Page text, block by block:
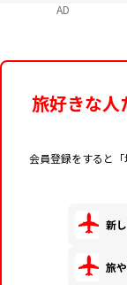
AD
旅好きな人
会員登録をすると
新
旅